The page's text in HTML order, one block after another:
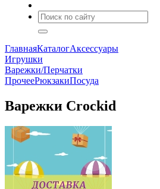
ГлавнаяКаталогАксессуары
Игрушки
Варежки/Перчатки
ПрочееРюкзакиПосуда
Варежки Crockid